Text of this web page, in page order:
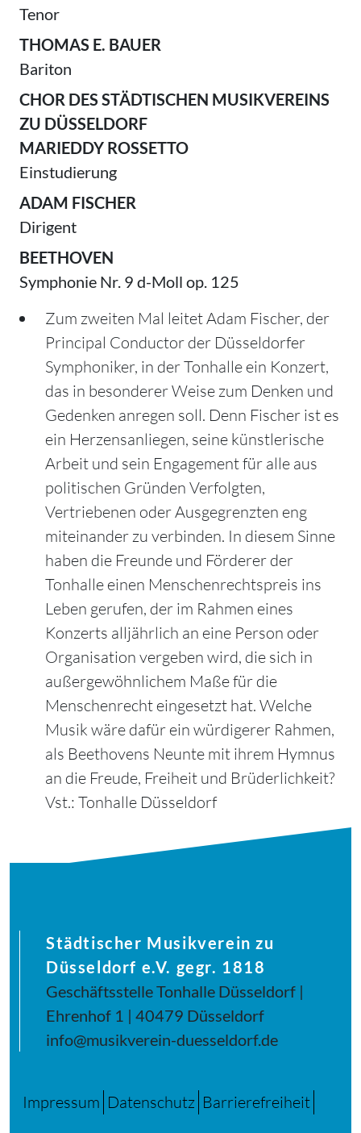
Tenor
THOMAS E. BAUER
Bariton
CHOR DES STÄDTISCHEN MUSIKVEREINS
ZU DÜSSELDORF
MARIEDDY ROSSETTO
Einstudierung
ADAM FISCHER
Dirigent
BEETHOVEN
Symphonie Nr. 9 d-Moll op. 125
Zum zweiten Mal leitet Adam Fischer, der
Principal Conductor der Düsseldorfer
Symphoniker, in der Tonhalle ein Konzert,
das in besonderer Weise zum Denken und
Gedenken anregen soll. Denn Fischer ist es
ein Herzensanliegen, seine künstlerische
Arbeit und sein Engagement für alle aus
politischen Gründen Verfolgten,
Vertriebenen oder Ausgegrenzten eng
miteinander zu verbinden. In diesem Sinne
haben die Freunde und Förderer der
Tonhalle einen Menschenrechtspreis ins
Leben gerufen, der im Rahmen eines
Konzerts alljährlich an eine Person oder
Organisation vergeben wird, die sich in
außergewöhnlichem Maße für die
Menschenrecht eingesetzt hat. Welche
Musik wäre dafür ein würdigerer Rahmen,
als Beethovens Neunte mit ihrem Hymnus
an die Freude, Freiheit und Brüderlichkeit?
Vst.: Tonhalle Düsseldorf
Städtischer Musikverein zu
Düsseldorf e.V. gegr. 1818
Geschäftsstelle Tonhalle Düsseldorf |
Ehrenhof 1 | 40479 Düsseldorf
info@musikverein-duesseldorf.de
Impressum Datenschutz Barrierefreiheit